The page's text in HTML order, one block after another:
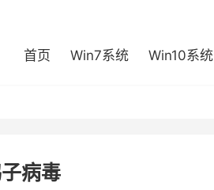
首页 Win7系统 Win10系统
病毒